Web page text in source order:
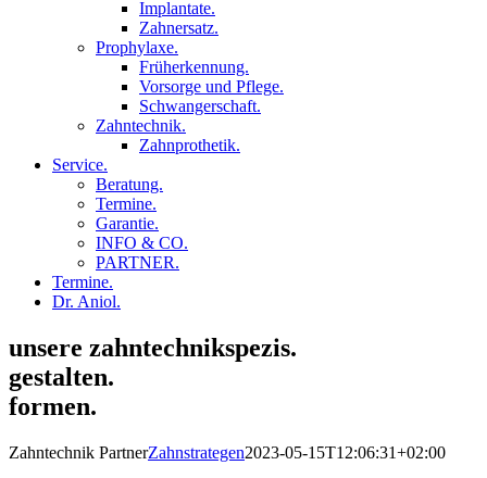
Implantate.
Zahnersatz.
Prophylaxe.
Früherkennung.
Vorsorge und Pflege.
Schwangerschaft.
Zahntechnik.
Zahnprothetik.
Service.
Beratung.
Termine.
Garantie.
INFO & CO.
PARTNER.
Termine.
Dr. Aniol.
unsere zahntechnikspezis.
gestalten.
formen.
Zahntechnik PartnerZahnstrategen2023-05-15T12:06:31+02:00